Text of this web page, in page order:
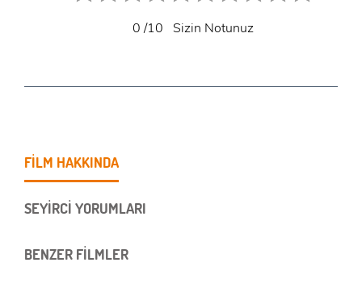
0/10 Sizin Notunuz
FİLM HAKKINDA
SEYİRCİ YORUMLARI
BENZER FİLMLER